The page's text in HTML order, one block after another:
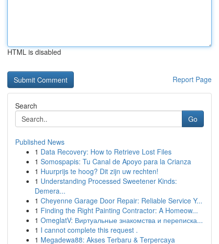
HTML is disabled
Report Page
Search
Go
Published News
1 Data Recovery: How to Retrieve Lost Files
1 Somospapis: Tu Canal de Apoyo para la Crianza
1 Huurprijs te hoog? Dit zijn uw rechten!
1 Understanding Processed Sweetener Kinds:
Demera...
1 Cheyenne Garage Door Repair: Reliable Service Y...
1 Finding the Right Painting Contractor: A Homeow...
1 OmeglatV: Виртуальные знакомства и переписка...
1 I cannot complete this request .
1 Megadewa88: Akses Terbaru & Terpercaya